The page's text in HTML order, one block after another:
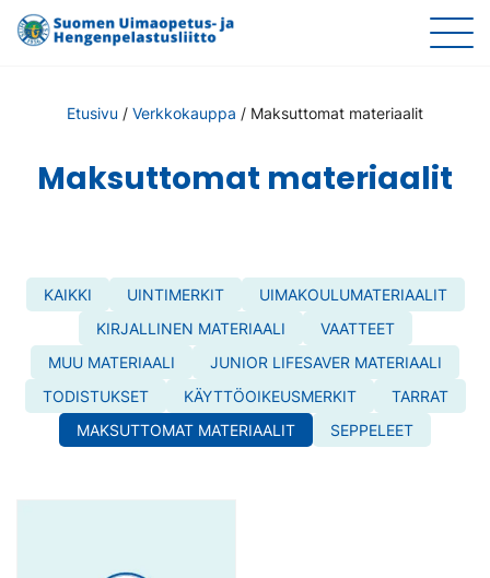
Etusivu / Verkkokauppa / Maksuttomat materiaalit
Maksuttomat materiaalit
KAIKKI UINTIMERKIT
UIMAKOULUMATERIAALIT
KIRJALLINEN MATERIAALI
VAATTEET
MUU MATERIAALI
JUNIOR LIFESAVER MATERIAALI
TODISTUKSET
KÄYTTÖOIKEUSMERKIT
TARRAT
MAKSUTTOMAT MATERIAALIT
SEPPELEET